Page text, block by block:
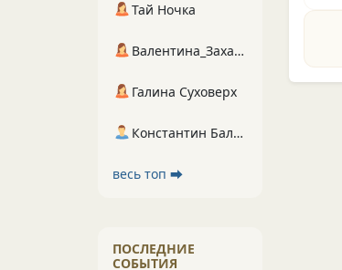
Тай Ночка
Валентина_Захарова
Галина Суховерх
Константин Балухта
весь топ ⮕
ПОСЛЕДНИЕ
СОБЫТИЯ